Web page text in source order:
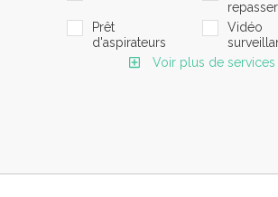
repasser
Prêt
d'aspirateurs
Vidéo
Voir plus de services